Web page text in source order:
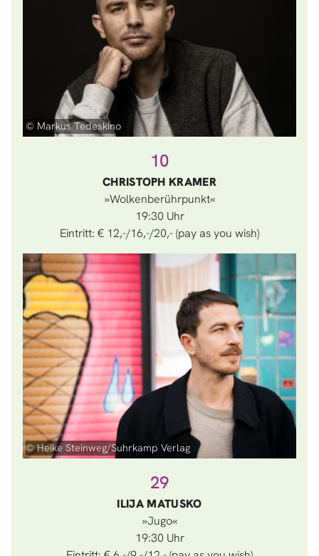
© Markus Tedeskino
10
CHRISTOPH KRAMER
»Wolkenberührpunkt«
19:30
Eintritt: € 12,-/16,-/20,- (pay as you wish)
© Heike Steinweg/Suhrkamp Verlag
29
ILIJA MATUSKO
»Jugo«
19:30